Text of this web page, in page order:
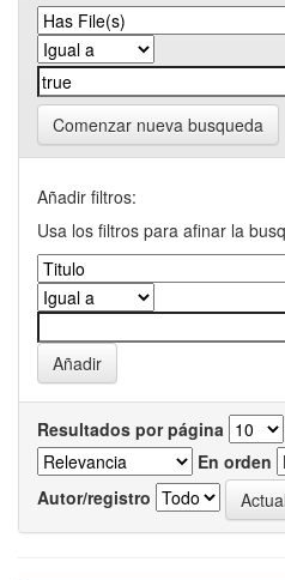
Comenzar nueva busqueda
Añadir filtros:
Usa los filtros para afinar la
Resultados por página
En orden
Autor/registro